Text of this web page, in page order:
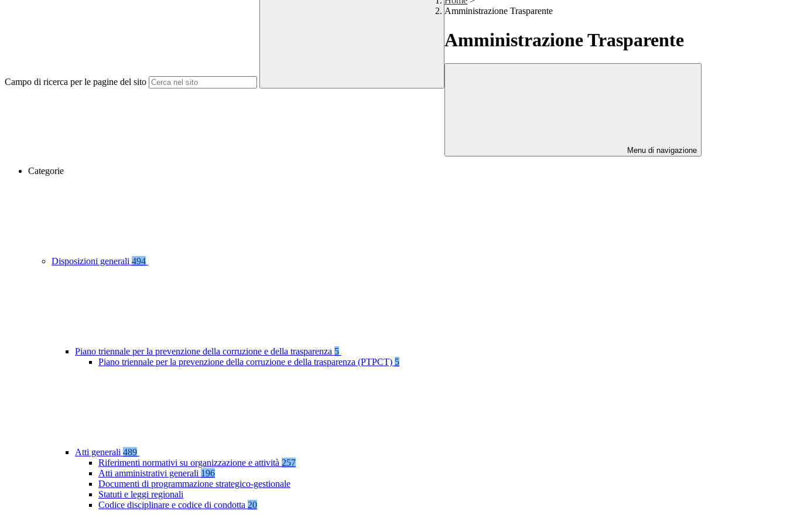
Campo di ricerca per le pagine del sito
Amministrazione Trasparente
Amministrazione Trasparente
Menu di navigazione
Categorie
Disposizioni generali 494
Piano triennale per la prevenzione della corruzione e della trasparenza 5
Piano triennale per la prevenzione della corruzione e della trasparenza (PTPCT) 5
Atti generali 489
Riferimenti normativi su organizzazione e attività 257
Atti amministrativi generali 196
Documenti di programmazione strategico-gestionale
Statuti e leggi regionali
Codice disciplinare e codice di condotta 20